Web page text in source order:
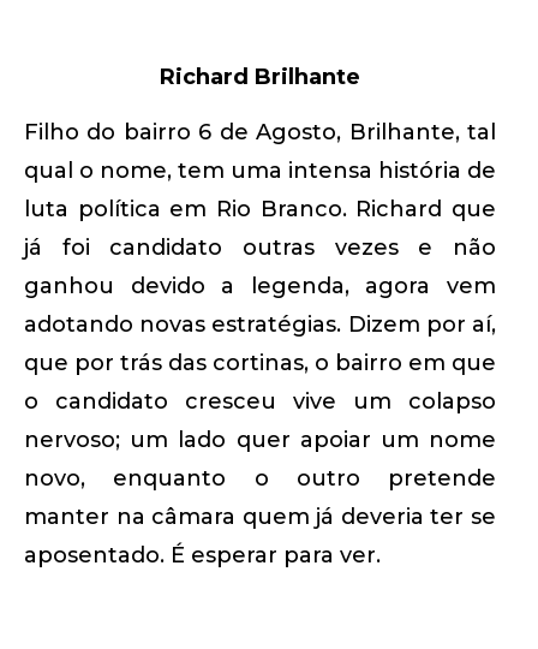
Richard Brilhante
Filho do bairro 6 de Agosto, Brilhante, tal
qual o nome, tem uma intensa história de
luta política em Rio Branco. Richard que
já foi candidato outras vezes e não
ganhou devido a legenda, agora vem
adotando novas estratégias. Dizem por aí,
que por trás das cortinas, o bairro em que
o candidato cresceu vive um colapso
nervoso; um lado quer apoiar um nome
novo, enquanto o outro pretende
manter na câmara quem já deveria ter se
aposentado. É esperar para ver.